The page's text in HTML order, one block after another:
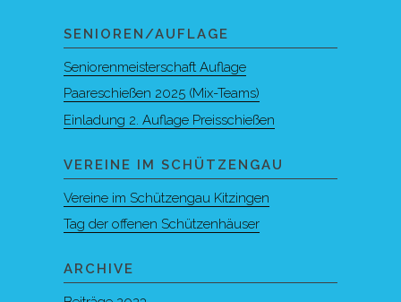
SENIOREN/AUFLAGE
Seniorenmeisterschaft Auflage
Paareschießen 2025 (Mix-Teams)
Einladung 2. Auflage Preisschießen
VEREINE IM SCHÜTZENGAU
Vereine im Schützengau Kitzingen
Tag der offenen Schützenhäuser
ARCHIVE